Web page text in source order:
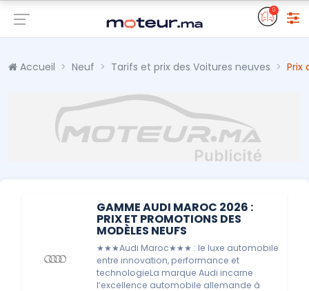
0
Accueil Neuf Tarifs et prix des Voitures neuves Prix
GAMME AUDI MAROC 2026 :
PRIX ET PROMOTIONS DES
MODÈLES NEUFS
★★★Audi Maroc★★★ : le luxe automobile
entre innovation, performance et
technologieLa marque Audi incarne
l’excellence automobile allemande à